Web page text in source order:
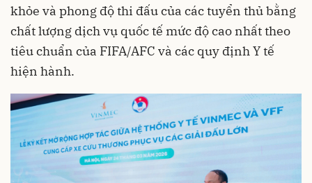
khỏe và phong độ thi đấu của các tuyển thủ bằng
chất lượng dịch vụ quốc tế mức độ cao nhất theo
tiêu chuẩn của FIFA/AFC và các quy định Y tế
hiện hành.